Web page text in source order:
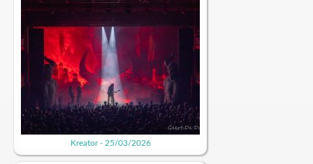
Kreator - 25/03/2026